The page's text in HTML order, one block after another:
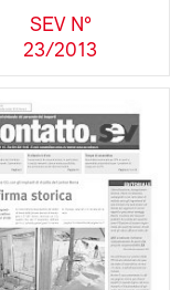
SEV N°
23/2013